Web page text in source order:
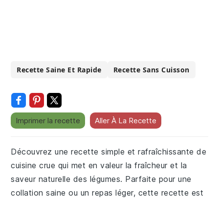
Recette Saine Et Rapide Recette Sans Cuisson
Imprimer la recette Aller À La Recette
Découvrez une recette simple et rafraîchissante de
cuisine crue qui met en valeur la fraîcheur et la
saveur naturelle des légumes. Parfaite pour une
collation saine ou un repas léger, cette recette est